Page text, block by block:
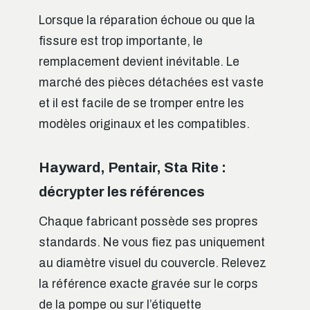
Lorsque la réparation échoue ou que la
fissure est trop importante, le
remplacement devient inévitable. Le
marché des pièces détachées est vaste
et il est facile de se tromper entre les
modèles originaux et les compatibles.
Hayward, Pentair, Sta Rite :
décrypter les références
Chaque fabricant possède ses propres
standards. Ne vous fiez pas uniquement
au diamètre visuel du couvercle. Relevez
la référence exacte gravée sur le corps
de la pompe ou sur l’étiquette